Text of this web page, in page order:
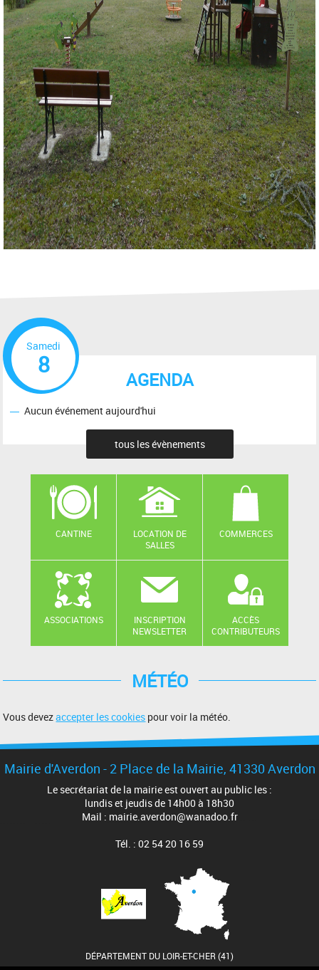
AGENDA
Samedi
8
Aucun événement aujourd'hui
tous les évènements
CANTINE
LOCATION DE
SALLES
COMMERCES
ASSOCIATIONS
INSCRIPTION
NEWSLETTER
ACCÈS
CONTRIBUTEURS
MÉTÉO
Vous devezaccepter les cookies pour voir la météo.
Mairie d'Averdon - 2 Place de la Mairie, 41330 Averdon
Le secrétariat de la mairie est ouvert au public les :
lundis et jeudis de 14h00 à 18h30
Mail : mairie.averdon@wanadoo.fr
Tél. : 02 54 20 16 59
DÉPARTEMENT DU LOIR-ET-CHER (41)